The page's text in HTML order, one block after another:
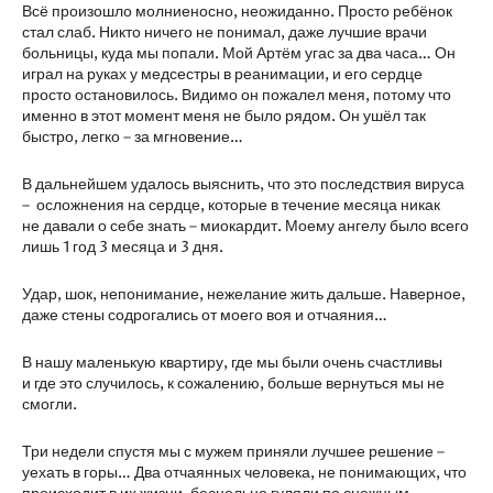
Всё произошло молниеносно, неожиданно. Просто ребёнок
стал слаб. Никто ничего не понимал, даже лучшие врачи
больницы, куда мы попали. Мой Артём угас за два часа… Он
играл на руках у медсестры в реанимации, и его сердце
просто остановилось. Видимо он пожалел меня, потому что
именно в этот момент меня не было рядом. Он ушёл так
быстро, легко – за мгновение…
В дальнейшем удалось выяснить, что это последствия вируса
– осложнения на сердце, которые в течение месяца никак
не давали о себе знать – миокардит. Моему ангелу было всего
лишь 1 год 3 месяца и 3 дня.
Удар, шок, непонимание, нежелание жить дальше. Наверное,
даже стены содрогались от моего воя и отчаяния…
В нашу маленькую квартиру, где мы были очень счастливы
и где это случилось, к сожалению, больше вернуться мы не
смогли.
Три недели спустя мы с мужем приняли лучшее решение –
уехать в горы… Два отчаянных человека, не понимающих, что